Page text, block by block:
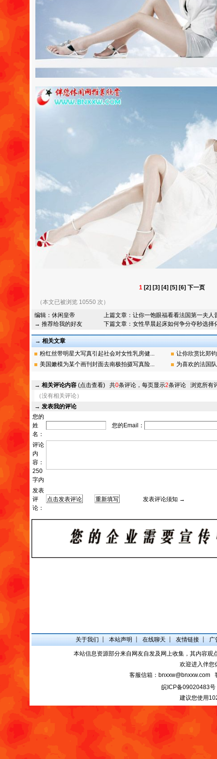
1 [2] [3] [4] [5] [6] 下一页
（本文已被浏览 10550 次）
编辑： 休闲皇帝
→ 推荐给我的好友
上篇文章： 让你一饱眼福看看法国第一夫人
下篇文章： 女性早晨起床如何争分夺秒选择
→ 相关文章
粉红丝带明星大写真引起社会对女性乳房健...
让你欣赏比郑
美国嫩模为某个画刊封面去南极拍摄写真险...
为喜欢的法国
→ 相关评论内容 (点击查看) 共0条评论，每页显示2条评论 浏览所有
（没有相关评论）
→ 发表我的评论
您的
姓
名：
您的Email：
评论
内
容：
250
字内
发表
评
论：
发表评论须知 →
关于我们 ┋ 本站声明 ┋ 在线聊天 ┋ 友情链接 ┋ 广
本站信息资源部分来自网友自发及网上收集，其内容
欢迎进入伴您
客服信箱：bnxxw@bnxxw.com
皖ICP备09020483号
建议您使用